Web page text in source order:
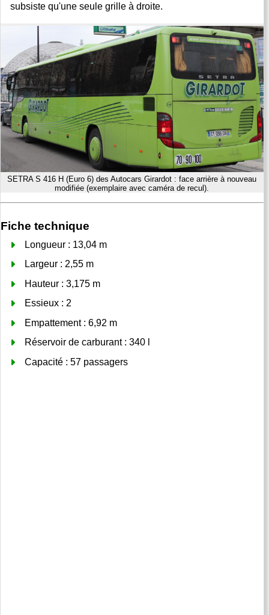
subsiste qu'une seule grille à droite.
SETRA S 416 H (Euro 6) des Autocars Girardot : face arrière à nouveau
modifiée (exemplaire avec caméra de recul).
Fiche technique
Longueur : 13,04 m
Largeur : 2,55 m
Hauteur : 3,175 m
Essieux : 2
Empattement : 6,92 m
Réservoir de carburant : 340 l
Capacité : 57 passagers